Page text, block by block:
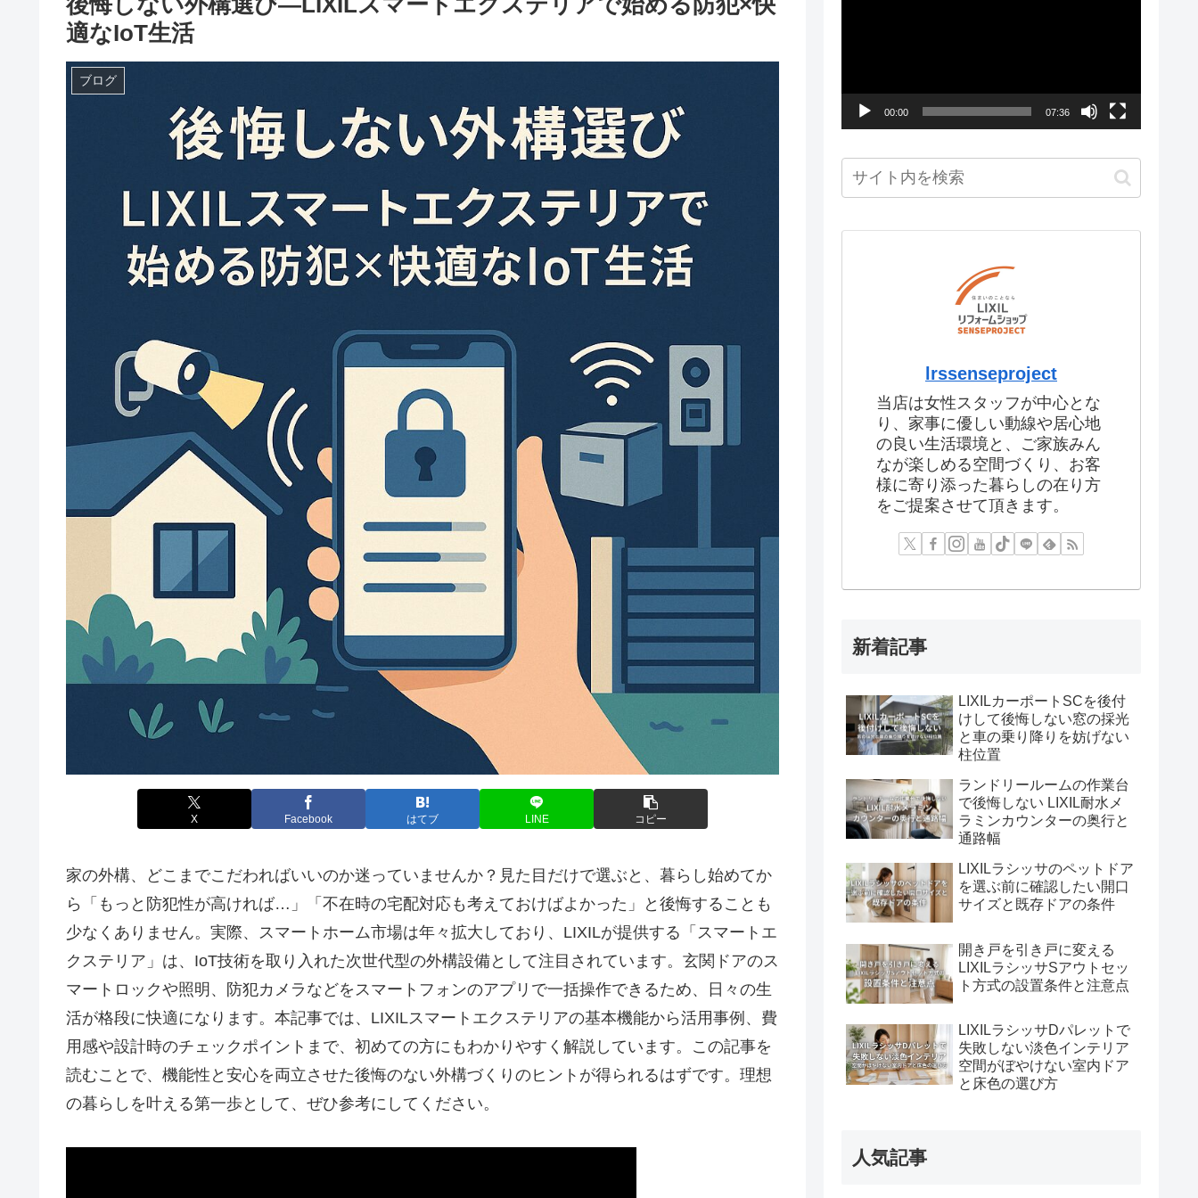
適なIoT生活
ブログ
X Facebook はてブ LINE コピー
家の外構、どこまでこだわればいいのか迷っていませんか？見た目だけで選ぶと、暮らし始めてか
ら「もっと防犯性が高ければ…」「不在時の宅配対応も考えておけばよかった」と後悔することも
少なくありません。実際、スマートホーム市場は年々拡大しており、LIXILが提供する「スマートエ
クステリア」は、IoT技術を取り入れた次世代型の外構設備として注目されています。玄関ドアのス
マートロックや照明、防犯カメラなどをスマートフォンのアプリで一括操作できるため、日々の生
活が格段に快適になります。本記事では、LIXILスマートエクステリアの基本機能から活用事例、費
用感や設計時のチェックポイントまで、初めての方にもわかりやすく解説しています。この記事を
読むことで、機能性と安心を両立させた後悔のない外構づくりのヒントが得られるはずです。理想
の暮らしを叶える第一歩として、ぜひ参考にしてください。
00:00 07:36
lrssenseproject
当店は女性スタッフが中心とな
り、家事に優しい動線や居心地
の良い生活環境と、ご家族みん
なが楽しめる空間づくり、お客
様に寄り添った暮らしの在り方
をご提案させて頂きます。
新着記事
LIXILカーポートSCを後付
けして後悔しない窓の採光
と車の乗り降りを妨げない
柱位置
ランドリールームの作業台
で後悔しない LIXIL耐水メ
ラミンカウンターの奥行と
通路幅
LIXILラシッサのペットドア
を選ぶ前に確認したい開口
サイズと既存ドアの条件
開き戸を引き戸に変える
LIXILラシッサSアウトセッ
ト方式の設置条件と注意点
LIXILラシッサDパレットで
失敗しない淡色インテリア
空間がぼやけない室内ドア
と床色の選び方
人気記事